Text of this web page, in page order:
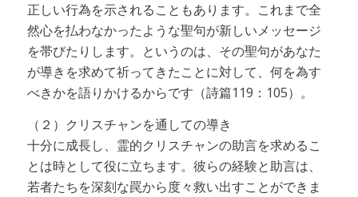
正しい行為を示されることもあります。これまで全
然心を払わなかったような聖句が新しいメッセージ
を帯びたりします。というのは、その聖句があなた
が導きを求めて祈ってきたことに対して、何を為す
べきかを語りかけるからです（詩篇119：105）。
（２）クリスチャンを通しての導き
十分に成長し、霊的クリスチャンの助言を求めるこ
とは時として役に立ちます。彼らの経験と助言は、
若者たちを深刻な罠から度々救い出すことができま